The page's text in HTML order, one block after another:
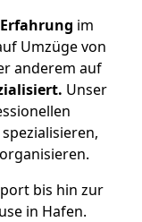
im
Umzüge von
anderem auf
Unser
bis hin zur
in Hafen.